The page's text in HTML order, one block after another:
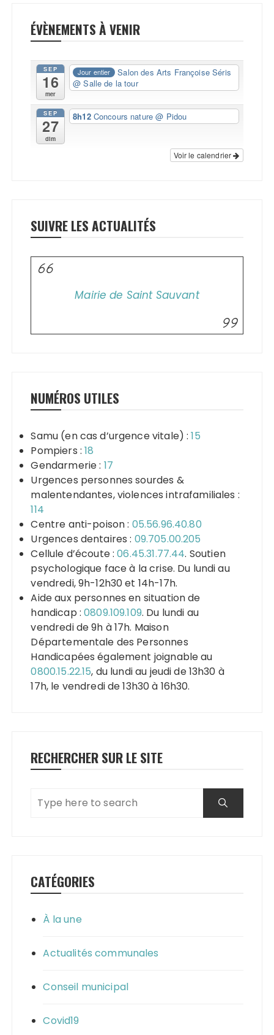
ÉVÈNEMENTS À VENIR
SEP
16
mer
Jour entier
Salon des Arts Françoise Séris
@ Salle de la tour
SEP
27
dim
8h12 Concours nature@ Pidou
Voir le calendrier
SUIVRE LES ACTUALITÉS
Mairie de Saint Sauvant
NUMÉROS UTILES
Samu (en cas d’urgence vitale) :15
Pompiers :18
Gendarmerie : 17
Urgences personnes sourdes &
malentendantes, violences intrafamiliales :
114
Centre anti-poison : 05.56.96.40.80
Urgences dentaires : 09.705.00.205
Cellule d’écoute :06.45.31.77.44. Soutien
psychologique face à la crise. Du lundi au
vendredi, 9h-12h30 et 14h-17h.
Aide aux personnes en situation de
handicap :0809.109.109. Du lundi au
vendredi de 9h à 17h. Maison
Départementale des Personnes
Handicapées également joignable au
0800.15.22.15, du lundi au jeudi de 13h30 à
17h, le vendredi de 13h30 à 16h30.
RECHERCHER SUR LE SITE
CATÉGORIES
À la une
Actualités communales
Conseil municipal
Covid19